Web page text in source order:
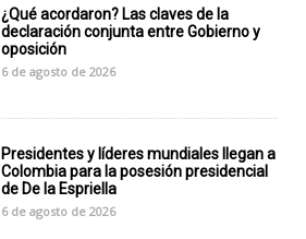
¿Qué acordaron? Las claves de la
declaración conjunta entre Gobierno y
oposición
6 de agosto de 2026
Presidentes y líderes mundiales llegan a
Colombia para la posesión presidencial
de De la Espriella
6 de agosto de 2026